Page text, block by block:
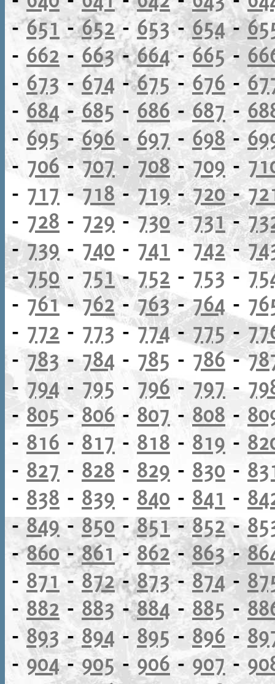
-651-652- 653-654-
- 662 - 663-664- 665-
- 673- 674 -675-676 -
-684-685 - 686- 687 -
- 695-696- 697- 698 -
- 706-707-708-709-
- 717 -718-719-720-
- 728 - 729-730-731-
-739 - 740 - 741 - 742-
-750 - 751-752 - 753 -
- 761-762-763-764 -
- 772 - 773 -774- 775-
-783 - 784 - 785 - 786-
-794- 795 - 796- 797 -
- 805-806 - 807 - 808 -
- 816 - 817 - 818 - 819 -
- 827 - 828 - 829 - 830 -
- 838 - 839 - 840 - 841 -
-849-850-851-852-
-860-861-862-863-
- 871 - 872-873-874-
- 882- 883 -884-885 -
-893-894 - 895 - 896 -
- 904-905-906 - 907 -